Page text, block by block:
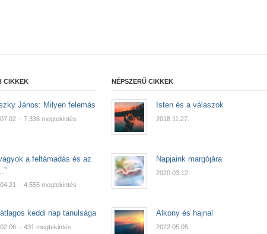
CIKKEK
János: Milyen felemás
- 7,336 megtekintés
a feltámadás és az
- 4,555 megtekintés
keddi nap tanulsága
- 431 megtekintés
NÉPSZERŰ CIKKEK
Isten és a válaszok
2018.11.27.
Napjaink margójára
2020.03.12.
Alkony és hajnal
2022.05.05.